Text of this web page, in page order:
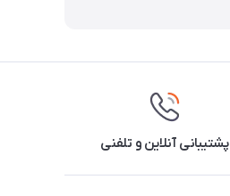
پشتیبانی آنلاین و تلفنی